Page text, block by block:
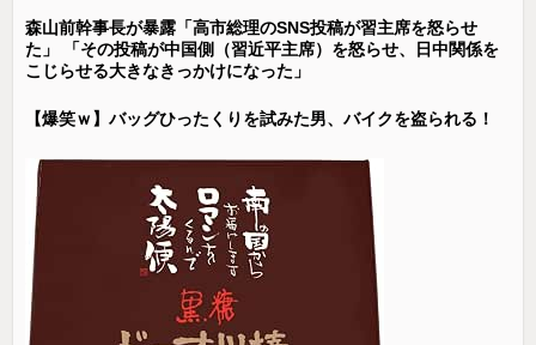
森山前幹事長が暴露「高市総理のSNS投稿が習主席を怒らせ
た」 「その投稿が中国側（習近平主席）を怒らせ、日中関係を
こじらせる大きなきっかけになった」
【爆笑ｗ】バッグひったくりを試みた男、バイクを盗られる！